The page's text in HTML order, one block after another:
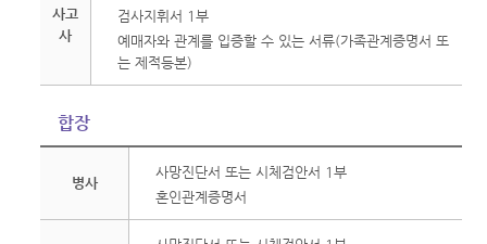
사고
사
검사지휘서 1부
예매자와 관계를 입증할 수 있는 서류(가족관계증명서 또
는 제적등본)
합장
병사
사망진단서 또는 시체검안서 1부
혼인관계증명서